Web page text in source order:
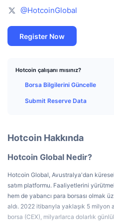
Öne Çıkanlar
Popüler
En Son Eklenen
Yükselen/Düşen
Topluluk duygusu
Zincir Sıralaması
Tahmin Piyasaları
Göstergeler
Altcoin Sezonu
CoinMarketCap 20
CoinMarketCap 100
ETF Akışları
Spot
Türevler
Duyarlılık
DEX API
SSS
CMC Ajan Merkezi
Yetenek Pazaryeri
Dönüştürücü
CMC Max
Reklam
Site Widget’ları
@HotcoinGlobal
Register Now
Hotcoin çalışanı mısınız?
Borsa Bilgilerini Güncelle
Submit Reserve Data
Hotcoin Hakkında
Hotcoin Global Nedir?
Hotcoin Global, Avustralya'dan
satım platformu. Faaliyetlerini
hem de yabancı para borsası olmak
aldı. 2022 itibarıyla yaklaşık 5 milyon
borsa (CEX), milyarlarca dolarlık